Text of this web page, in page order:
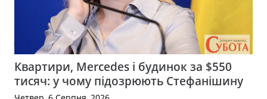
Квартири, Mercedes і будинок за $550
тисяч: у чому підозрюють Стефанішину